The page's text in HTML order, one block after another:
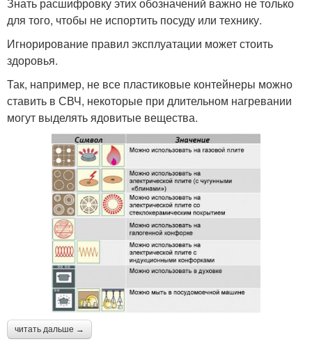
Знать расшифровку этих обозначений важно не только
для того, чтобы не испортить посуду или технику.
Игнорирование правил эксплуатации может стоить
здоровья.
Так, например, не все пластиковые контейнеры можно
ставить в СВЧ, некоторые при длительном нагревании
могут выделять ядовитые вещества.
читать дальше →